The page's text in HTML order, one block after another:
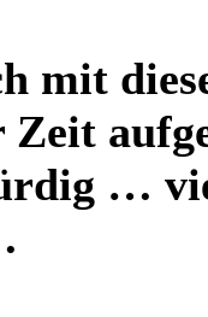
mit
…